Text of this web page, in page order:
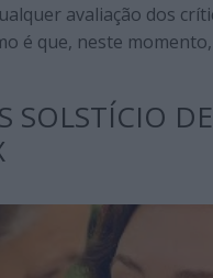
avaliação dos
é que, neste
SOLSTÍCIO